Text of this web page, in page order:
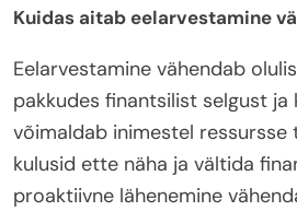
Kuidas aitab eelarvestamine
Eelarvestamine vähendab
pakkudes finantsilist selgust ja
võimaldab inimestel ressursse
kulusid ette näha ja vältida
proaktiivne lähenemine